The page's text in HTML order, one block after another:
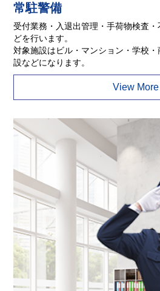
常駐警備
受付業務・入退出管理・手荷物検査
どを行います。
対象施設はビル・マンション・学校
設などになります。
View More